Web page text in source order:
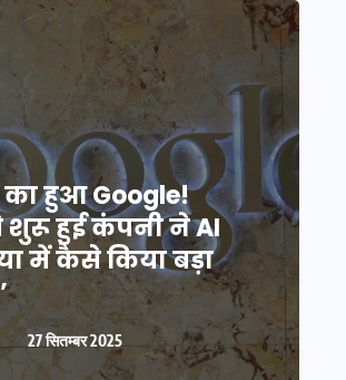
का हुआ Google!
शुरू हुई कंपनी ने AI
में कैसे किया बड़ा
27 सितम्बर 2025